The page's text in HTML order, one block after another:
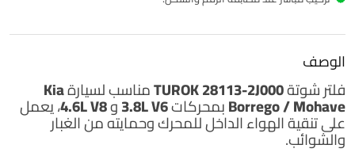
الوصف
فلتر شوتةTUROK 28113-2J000مناسب لسيارةKia
Borrego / Mohaveبمحركات3.8L V6و4.6L V8، يعمل
على تنقية الهواء الداخل للمحرك وحمايته من الغبار
والشوائب.